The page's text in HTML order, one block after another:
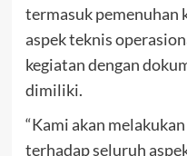
termasuk pemenuhan
aspek teknis
kegiatan dengan
dimiliki.
“Kami akan
terhadap seluruh